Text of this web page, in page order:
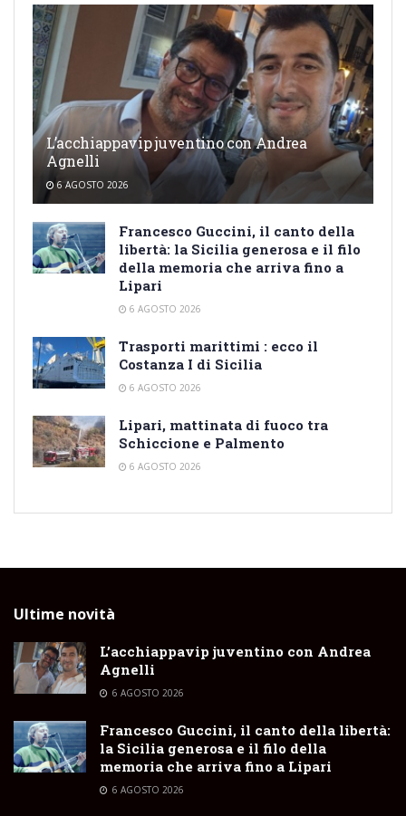
L’acchiappavip juventino con Andrea
Agnelli
6 AGOSTO 2026
Francesco Guccini, il canto della
libertà: la Sicilia generosa e il filo
della memoria che arriva fino a
Lipari
6 AGOSTO 2026
Trasporti marittimi : ecco il
Costanza I di Sicilia
6 AGOSTO 2026
Lipari, mattinata di fuoco tra
Schiccione e Palmento
6 AGOSTO 2026
Ultime novità
L’acchiappavip juventino con Andrea
Agnelli
6 AGOSTO 2026
Francesco Guccini, il canto della libertà:
la Sicilia generosa e il filo della
memoria che arriva fino a Lipari
6 AGOSTO 2026